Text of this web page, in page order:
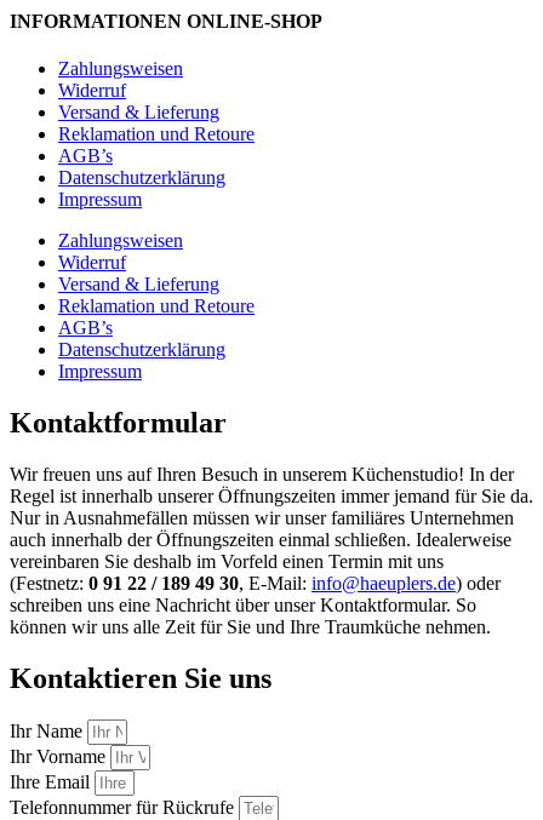
INFORMATIONEN ONLINE-SHOP
Zahlungsweisen
Widerruf
Versand & Lieferung
Reklamation und Retoure
AGB’s
Datenschutzerklärung
Impressum
Zahlungsweisen
Widerruf
Versand & Lieferung
Reklamation und Retoure
AGB’s
Datenschutzerklärung
Impressum
Kontaktformular
Wir freuen uns auf Ihren Besuch in unserem Küchenstudio! In der
Regel ist innerhalb unserer Öffnungszeiten immer jemand für Sie da.
Nur in Ausnahmefällen müssen wir unser familiäres Unternehmen
auch innerhalb der Öffnungszeiten einmal schließen. Idealerweise
vereinbaren Sie deshalb im Vorfeld einen Termin mit uns
(Festnetz: 0 91 22 / 189 49 30, E-Mail: info@haeuplers.de) oder
schreiben uns eine Nachricht über unser Kontaktformular. So
können wir uns alle Zeit für Sie und Ihre Traumküche nehmen.
Kontaktieren Sie uns
Ihr Name
Ihr Vorname
Ihre Email
Telefonnummer für Rückrufe